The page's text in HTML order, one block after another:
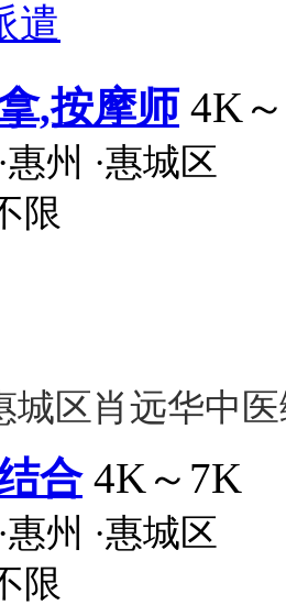
周末双休
包吃 住房补贴
节日福利
遣
,按摩师 4K
·惠州 ·惠城区
限
城区肖远华中
合 4K～7K
·惠州 ·惠城区
限